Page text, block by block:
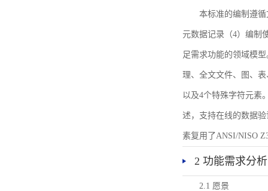
本标准的编制遵
元数据记录（4）编制
足需求功能的领域模
理、全文文件、图、
以及4个特殊字符元素
述，支持在线的数据
素复用了ANSI/NISO
2 功能需求分析
2.1 愿景